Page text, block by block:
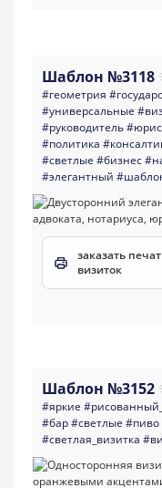
Шаблон №3118
#геометрия
#универсальные
#руководитель
#политика
#светлые #бизнес
#элегантный
заказать
визиток
Шаблон №3152
#яркие
#бар#светлые #пиво
#светлая_визитка